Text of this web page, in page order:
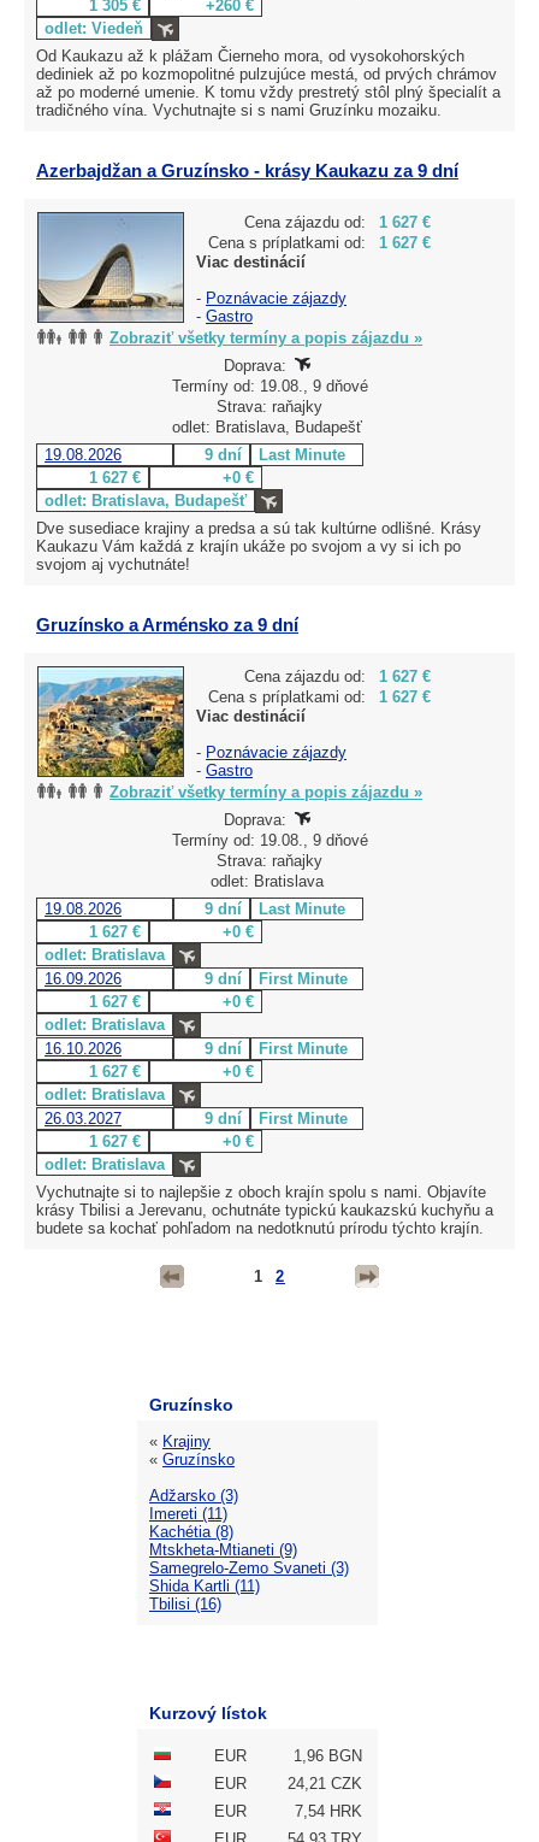
1 305 €
+260 €
odlet: Viedeň
Od Kaukazu až k plážam Čierneho mora, od vysokohorských
dediniek až po kozmopolitné pulzujúce mestá, od prvých chrámov
až po moderné umenie. K tomu vždy prestretý stôl plný špecialít a
tradičného vína. Vychutnajte si s nami Gruzínku mozaiku.
Azerbajdžan a Gruzínsko - krásy Kaukazu za 9 dní
Cena zájazdu od:
1 627 €
Cena s príplatkami od:
1 627 €
Viac destinácií
- Poznávacie zájazdy
- Gastro
Zobraziť všetky termíny a popis zájazdu »
Doprava:
Termíny od: 19.08., 9 dňové
Strava: raňajky
odlet: Bratislava, Budapešť
19.08.2026
9 dní
Last Minute
1 627 €
+0 €
odlet: Bratislava, Budapešť
Dve susediace krajiny a predsa a sú tak kultúrne odlišné. Krásy
Kaukazu Vám každá z krajín ukáže po svojom a vy si ich po
svojom aj vychutnáte!
Gruzínsko a Arménsko za 9 dní
Cena zájazdu od:
1 627 €
Cena s príplatkami od:
1 627 €
Viac destinácií
- Poznávacie zájazdy
- Gastro
Zobraziť všetky termíny a popis zájazdu »
Doprava:
Termíny od: 19.08., 9 dňové
Strava: raňajky
odlet: Bratislava
19.08.2026
9 dní
Last Minute
1 627 €
+0 €
odlet: Bratislava
16.09.2026
9 dní
First Minute
1 627 €
+0 €
odlet: Bratislava
16.10.2026
9 dní
First Minute
1 627 €
+0 €
odlet: Bratislava
26.03.2027
9 dní
First Minute
1 627 €
+0 €
odlet: Bratislava
Vychutnajte si to najlepšie z oboch krajín spolu s nami. Objavíte
krásy Tbilisi a Jerevanu, ochutnáte typickú kaukazskú kuchyňu a
budete sa kochať pohľadom na nedotknutú prírodu týchto krajín.
1 2
Gruzínsko
« Krajiny
« Gruzínsko
Adžarsko (3)
Imereti (11)
Kachétia (8)
Mtskheta-Mtianeti (9)
Samegrelo-Zemo Svaneti (3)
Shida Kartli (11)
Tbilisi (16)
Kurzový lístok
EUR
1,96 BGN
EUR
24,21 CZK
EUR
7,54 HRK